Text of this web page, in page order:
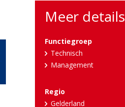
Meer details
Functiegroep
Technisch
Management
Regio
Gelderland